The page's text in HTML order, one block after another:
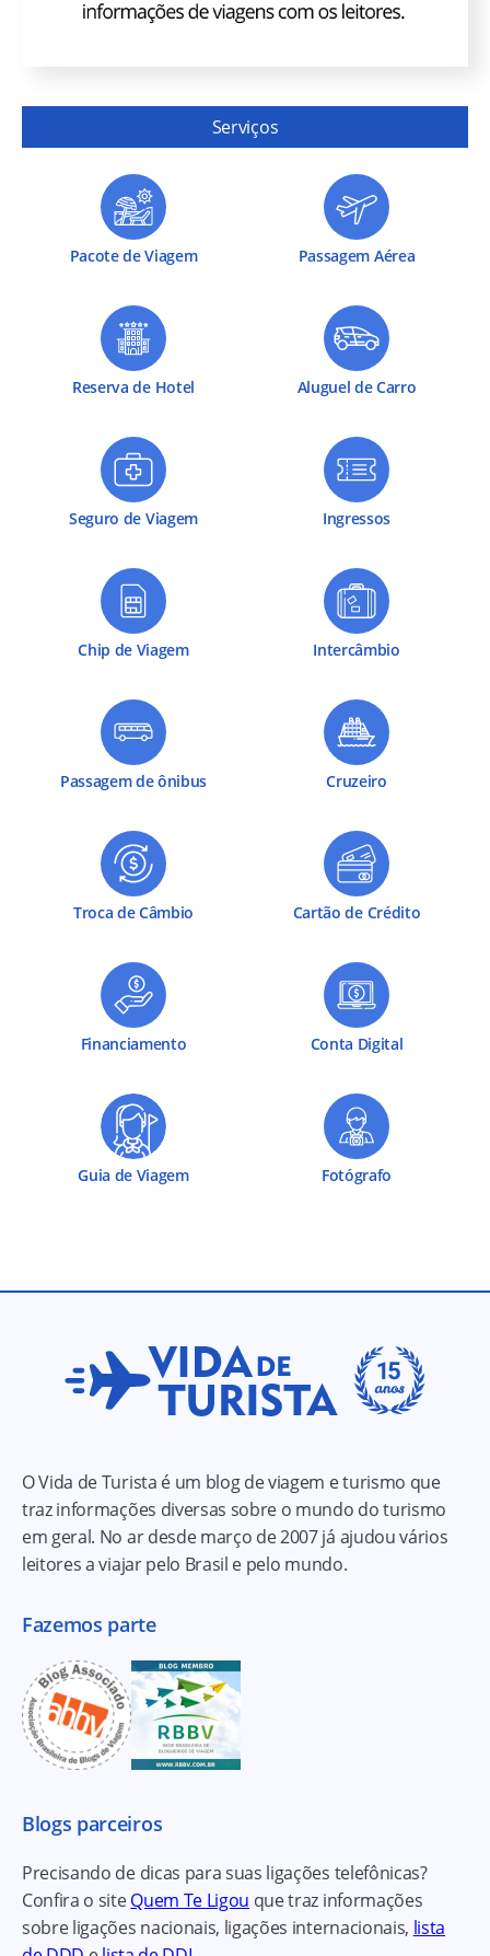
Serviços
Pacote de Viagem Passagem Aérea
Reserva de Hotel Aluguel de Carro
Seguro de Viagem Ingressos
Chip de Viagem Intercâmbio
Passagem de ônibus Cruzeiro
Troca de Câmbio Cartão de Crédito
Financiamento Conta Digital
Guia de Viagem Fotógrafo
O Vida de Turista é um blog de viagem e turismo que
traz informações diversas sobre o mundo do turismo
em geral. No ar desde março de 2007 já ajudou vários
leitores a viajar pelo Brasil e pelo mundo.
Fazemos parte
Blogs parceiros
Precisando de dicas para suas ligações telefônicas?
Confira o siteQuem Te Ligou que traz informações
sobre ligações nacionais, ligações internacionais, lista